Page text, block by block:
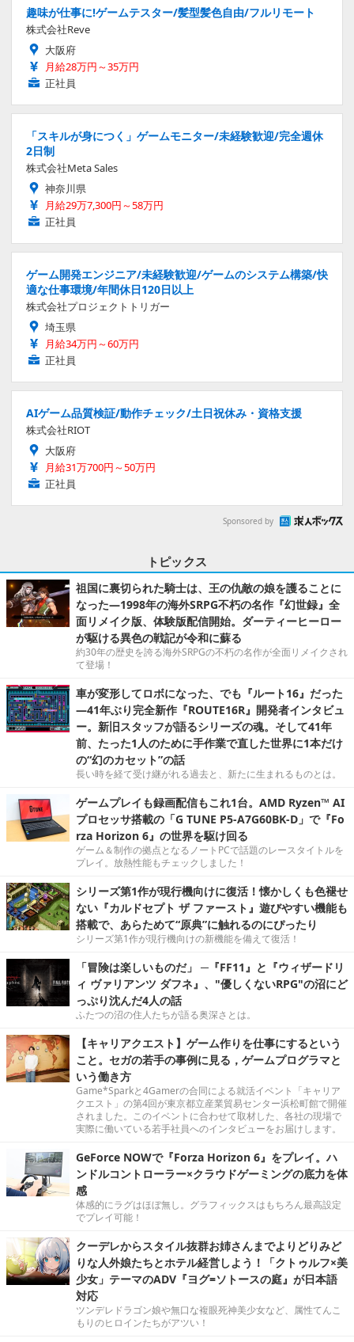
趣味が仕事に!ゲームテスター/髪型髪色自由/フルリモート
株式会社Reve
大阪府
月給28万円～35万円
正社員
「スキルが身につく」ゲームモニター/未経験歓迎/完全週休
2日制
株式会社Meta Sales
神奈川県
月給29万7,300円～58万円
正社員
ゲーム開発エンジニア/未経験歓迎/ゲームのシステム構築/快
適な仕事環境/年間休日120日以上
株式会社プロジェクトトリガー
埼玉県
月給34万円～60万円
正社員
AIゲーム品質検証/動作チェック/土日祝休み・資格支援
株式会社RIOT
大阪府
月給31万700円～50万円
正社員
Sponsored by
トピックス
祖国に裏切られた騎士は、王の仇敵の娘を護ることに
なった―1998年の海外SRPG不朽の名作『幻世録』全
面リメイク版、体験版配信開始。ダーティーヒーロー
が駆ける異色の戦記が令和に蘇る
約30年の歴史を誇る海外SRPGの不朽の名作が全面リメイクされ
て登場！
車が変形してロボになった、でも『ルート16』だった
―41年ぶり完全新作『ROUTE16R』開発者インタビュ
ー。新旧スタッフが語るシリーズの魂。そして41年
前、たった1人のために手作業で直した世界に1本だけ
の“幻のカセット”の話
長い時を経て受け継がれる過去と、新たに生まれるものとは。
ゲームプレイも録画配信もこれ1台。AMD Ryzen™ AI
プロセッサ搭載の「G TUNE P5-A7G60BK-D」で『Fo
rza Horizon 6』の世界を駆け回る
ゲーム＆制作の拠点となるノートPCで話題のレースタイトルを
プレイ。放熱性能もチェックしました！
シリーズ第1作が現行機向けに復活！懐かしくも色褪せ
ない『カルドセプト ザ ファースト』遊びやすい機能も
搭載で、あらためて“原典”に触れるのにぴったり
シリーズ第1作が現行機向けの新機能を備えて復活！
「冒険は楽しいものだ」 ─『FF11』と『ウィザードリ
ィ ヴァリアンツ ダフネ』、"優しくないRPG"の沼にど
っぷり沈んだ4人の話
ふたつの沼の住人たちが語る奥深さとは。
【キャリアクエスト】ゲーム作りを仕事にするという
こと。セガの若手の事例に見る，ゲームプログラマと
いう働き方
Game*Sparkと4Gamerの合同による就活イベント「キャリア
クエスト」の第4回が東京都立産業貿易センター浜松町館で開催
されました。このイベントに合わせて取材した、各社の現場で
実際に働いている若手社員へのインタビューをお届けします。
GeForce NOWで『Forza Horizon 6』をプレイ。ハ
ンドルコントローラー×クラウドゲーミングの底力を体
感
体感的にラグはほぼ無し。グラフィックスはもちろん最高設定
でプレイ可能！
クーデレからスタイル抜群お姉さんまでよりどりみど
りな人外娘たちとホテル経営しよう！「クトゥルフ×美
少女」テーマのADV『ヨグ=ソトースの庭』が日本語
対応
ツンデレドラゴン娘や無口な複眼死神美少女など、属性てんこ
もりのヒロインたちがアツい！